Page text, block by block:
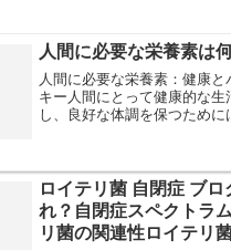
人間に必要な栄養素は
人間に必要な栄養素：健康と
キー人間にとって健康的な生
し、良好な体調を保つために
します。この記事では、人間
ロイテリ菌 自閉症 ブロ
れ？自閉症スペクトラ
リ菌の関連性ロイテリ